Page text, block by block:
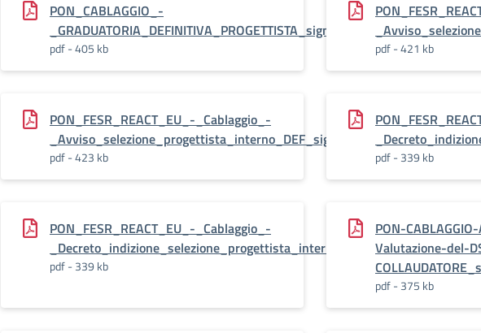
PON_CABLAGGIO_-
_GRADUATORIA_DEFINITIVA_PROGETTISTA_signed
pdf - 405 kb pdf - 421 kb
PON_FESR_REACT_EU_-_Cablaggio_-
_Avviso_selezione_progettista_interno_DEF_signed
pdf - 423 kb pdf - 339 kb
PON_FESR_REACT_EU_-_Cablaggio_-
_Decreto_indizione_selezione_progettista_interno_DEF_ok_signed
pdf - 339 kb
PON-
Valutazione-del-
pdf - 375 kb